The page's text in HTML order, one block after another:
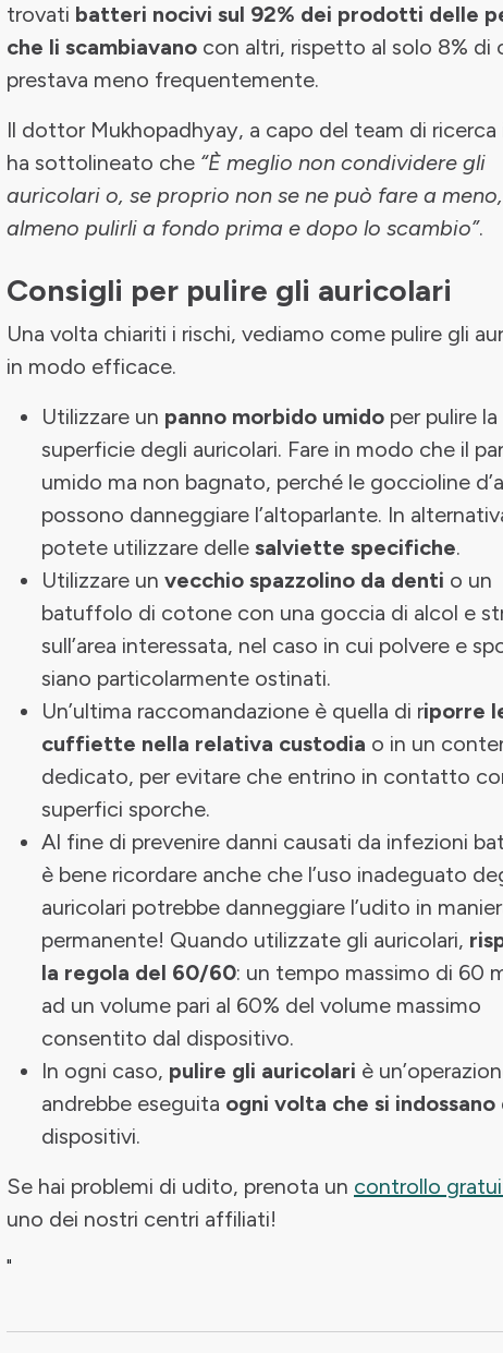
trovati batteri nocivi sul 92% dei prodotti delle
che li scambiavano con altri, rispetto al solo 8% di
prestava meno frequentemente.
Il dottor Mukhopadhyay, a capo del team di ricerca
ha sottolineato che “È meglio non condividere gli
auricolari o, se proprio non se ne può fare a meno,
almeno pulirli a fondo prima e dopo lo scambio”.
Consigli per pulire gli auricolari
Una volta chiariti i rischi, vediamo come pulire gli
in modo efficace.
Utilizzare un panno morbido umido per pulire la
superficie degli auricolari. Fare in modo che il
umido ma non bagnato, perché le goccioline
possono danneggiare l’altoparlante. In
potete utilizzare delle salviette specifiche.
Utilizzare un vecchio spazzolino da denti o un
batuffolo di cotone con una goccia di alcol e
sull’area interessata, nel caso in cui polvere e
siano particolarmente ostinati.
Un’ultima raccomandazione è quella di riporre
cuffiette nella relativa custodia o in un
dedicato, per evitare che entrino in contatto
superfici sporche.
Al fine di prevenire danni causati da infezioni
è bene ricordare anche che l’uso inadeguato
auricolari potrebbe danneggiare l’udito in
permanente! Quando utilizzate gli auricolari,
la regola del 60/60: un tempo massimo di 60
ad un volume pari al 60% del volume massimo
consentito dal dispositivo.
In ogni caso, pulire gli auricolari è
andrebbe eseguita ogni volta che si indossano
dispositivi.
Se hai problemi di udito, prenota un controllo
uno dei nostri centri affiliati!
"